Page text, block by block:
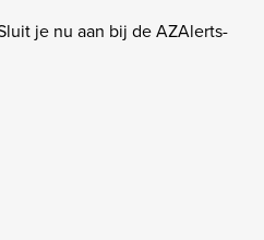
je nu aan bij de AZAlerts-